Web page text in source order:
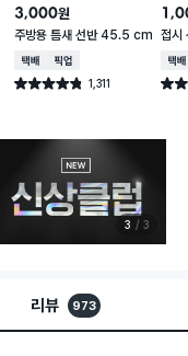
3,000원
주방용 틈새 선반 45.5 cm
택배배송매장픽업
별점 4.8점 1,311
건 작성
접시
택배
별점
3 3
리뷰 973